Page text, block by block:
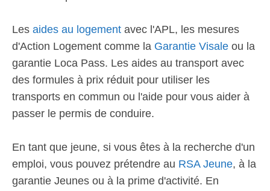
Les aides au logement avec l'APL, les mesures
d'Action Logement comme la Garantie Visale ou la
garantie Loca Pass. Les aides au transport avec
des formules à prix réduit pour utiliser les
transports en commun ou l'aide pour vous aider à
passer le permis de conduire.
En tant que jeune, si vous êtes à la recherche d'un
emploi, vous pouvez prétendre au RSA Jeune, à la
garantie Jeunes ou à la prime d'activité. En